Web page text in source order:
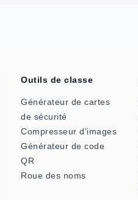
Outils de classe
Générateur de cartes
de sécurité
Compresseur d'images
Générateur de code
QR
Roue des noms